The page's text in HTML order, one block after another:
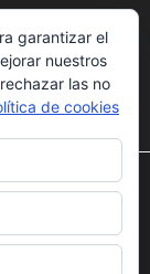
en
o
garantizar el
nuestros
las no
de cookies